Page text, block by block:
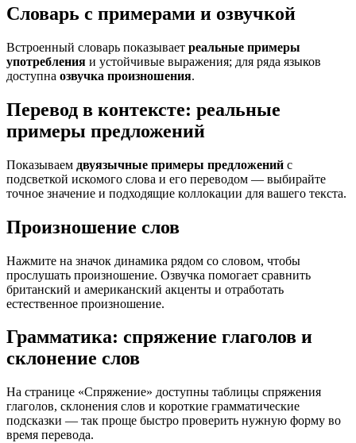
Словарь с примерами и озвучкой
Встроенный словарь показывает реальные примеры
употребления и устойчивые выражения; для ряда языков
доступна озвучка произношения.
Перевод в контексте: реальные
примеры предложений
Показываем двуязычные примеры предложений с
подсветкой искомого слова и его переводом — выбирайте
точное значение и подходящие коллокации для вашего текста.
Произношение слов
Нажмите на значок динамика рядом со словом, чтобы
прослушать произношение. Озвучка помогает сравнить
британский и американский акценты и отработать
естественное произношение.
Грамматика: спряжение глаголов и
склонение слов
На странице «Спряжение» доступны таблицы спряжения
глаголов, склонения слов и короткие грамматические
подсказки — так проще быстро проверить нужную форму во
время перевода.